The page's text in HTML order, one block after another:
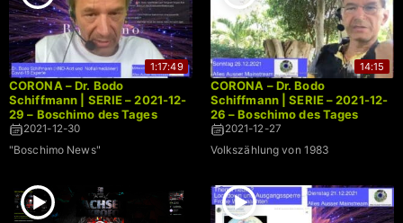
1:17:49
CORONA – Dr. Bodo
Schiffmann | SERIE – 2021-12-
29 – Boschimo des Tages
2021-12-30
"Boschimo News"
14:15
CORONA – Dr. Bodo
Schiffmann | SERIE – 2021-12-
26 – Boschimo des Tages
2021-12-27
Volkszählung von 1983